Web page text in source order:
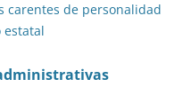
carentes de personalidad